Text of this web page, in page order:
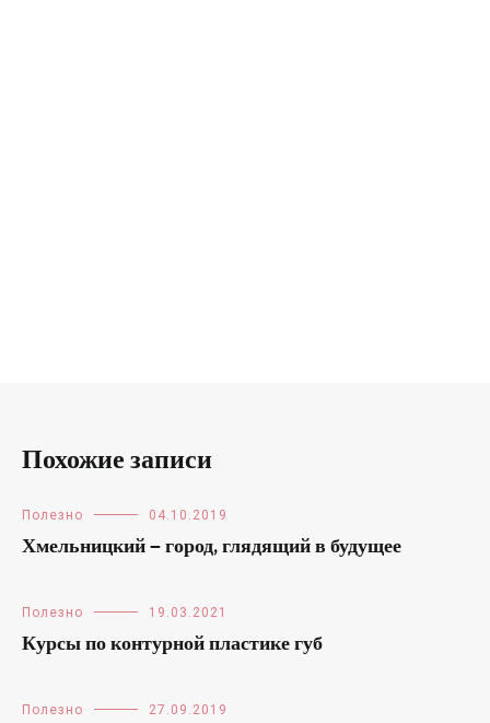
Похожие записи
Полезно 04.10.2019
Хмельницкий — город, глядящий в будущее
Полезно 19.03.2021
Курсы по контурной пластике губ
Полезно 27.09.2019